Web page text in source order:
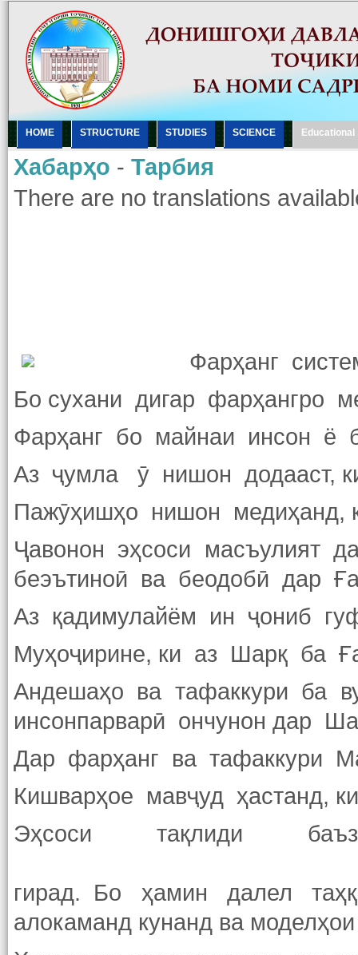
HOME STRUCTURE STUDIES SCIENCE Еducational
Хабарҳо - Тарбия
There are no translations
Фарҳанг
Бо сухани дигар фарҳангро
Фарҳанг бо майнаи инсон ё
Аз ҷумла ӯ нишон додааст,
Пажӯҳишҳо нишон медиҳанд,
Ҷавонон эҳсоси масъулият
беэътиноӣ ва беодобӣ дар
Аз қадимулайём ин ҷониб
Муҳоҷирине, ки аз Шарқ ба
Андешаҳо ва тафаккури ба
инсонпарварӣ ончунон дар
Дар фарҳанг ва тафаккури
Кишварҳое мавҷуд ҳастанд,
Эҳсоси тақлиди
гирад. Бо ҳамин далел
алокаманд кунанд ва